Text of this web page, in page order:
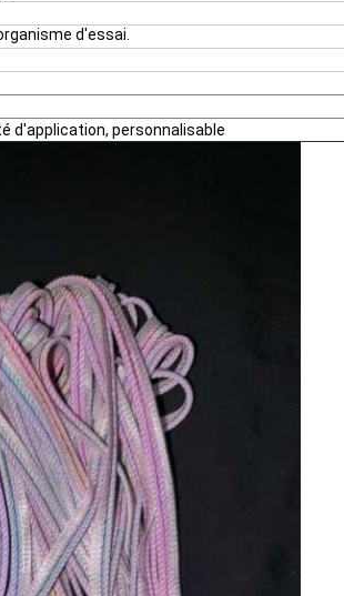
d'essai.
d'application, personnalisable